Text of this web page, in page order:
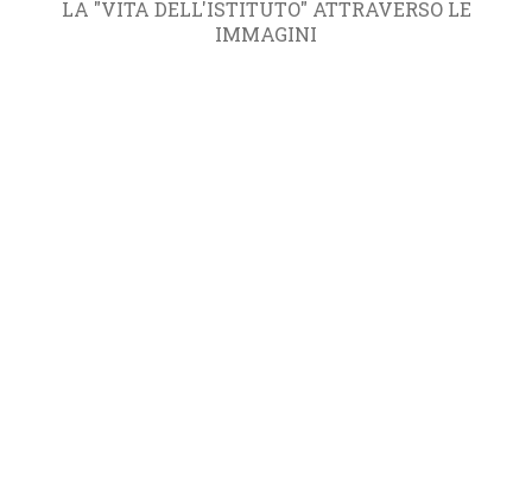
LA "VITA DELL'ISTITUTO" ATTRAVERSO LE
IMMAGINI